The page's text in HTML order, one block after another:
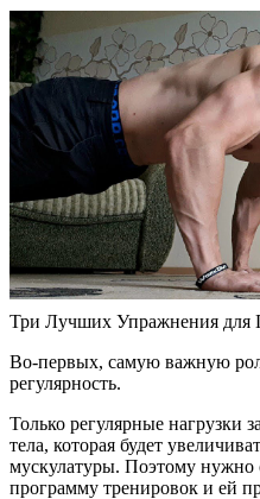
Три Лучших Упражнения для
Во-первых, самую важную
регулярность.
Только регулярные нагрузки
тела, которая будет
мускулатуры. Поэтому нужно
программу тренировок и ей